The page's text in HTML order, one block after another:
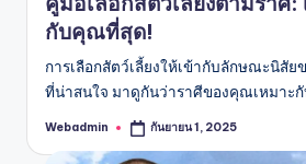
กับคุณที่สุด!
การเลือกสัตว์เลี้ยงให้เข้ากับลักษณะนิสัย
ที่น่าสนใจ มาดูกันว่าราศีของคุณเหมาะ
Posted
Webadmin กันยายน 1, 2025